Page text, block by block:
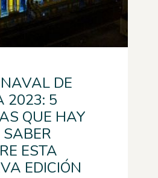
DE
2023: 5
QUE HAY
SABER
ESTA
EDICIÓN